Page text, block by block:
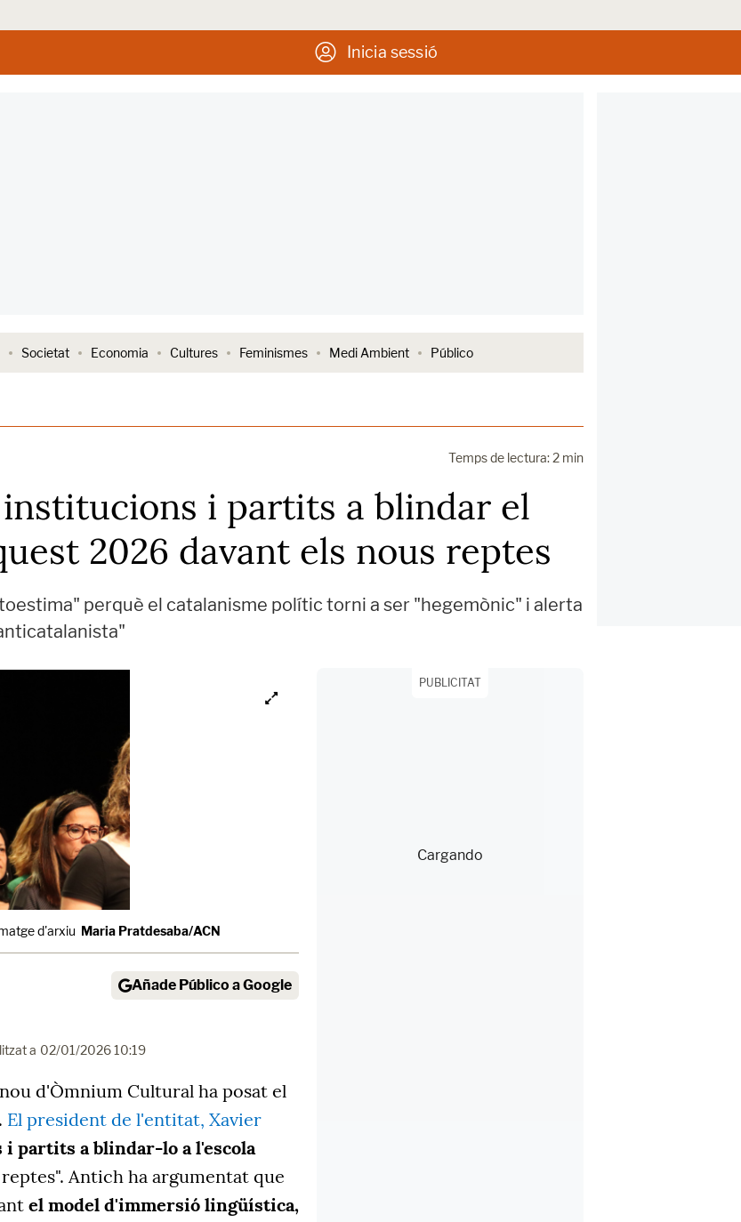
Inicia sessió
Societat Economia Cultures Feminismes Medi Ambient Público
Temps de lectura: 2 min
i partits a blindar el
2026 davant els nous reptes
perquè el catalanisme polític torni a ser "hegemònic" i alerta
d'arxiu Maria Pratdesaba/ACN
Añade Público a Google
a 02/01/2026 10:19
d'Òmnium Cultural ha posat el
El president de l'entitat, Xavier
partits a blindar-lo a l'escola
Antich ha argumentat que
el model d'immersió lingüística,
PUBLICITAT